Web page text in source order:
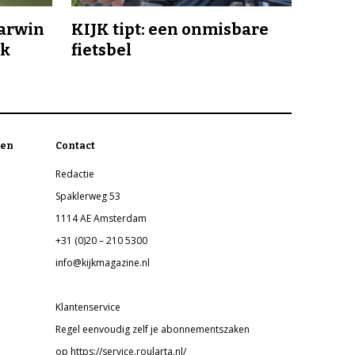
KIJK tipt: een onmisbare
fietsbel
Contact
Redactie
Spaklerweg 53
1114 AE Amsterdam
+31 (0)20 – 210 5300
info@kijkmagazine.nl
Klantenservice
Regel eenvoudig zelf je abonnementszaken
op https://service.roularta.nl/